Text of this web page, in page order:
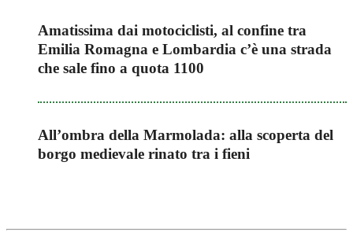
Amatissima dai motociclisti, al confine tra
Emilia Romagna e Lombardia c’è una strada
che sale fino a quota 1100
All’ombra della Marmolada: alla scoperta del
borgo medievale rinato tra i fieni